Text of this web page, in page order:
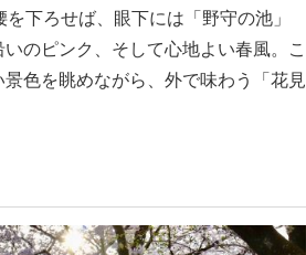
下ろせば、眼下には「野守の池」
のピンク、そして心地よい春風。こ
色を眺めながら、外で味わう「花見